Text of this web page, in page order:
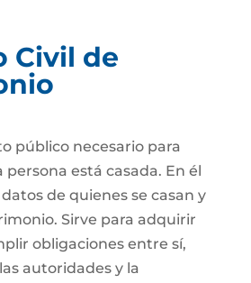
Civil de
público necesario para
está casada. En él
de quienes se casan y
Sirve para adquirir
obligaciones entre sí,
autoridades y la